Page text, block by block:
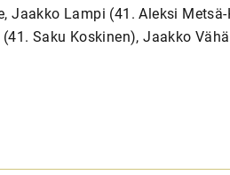
Jaakko Lampi (41. Aleksi
Saku Koskinen), Jaakko